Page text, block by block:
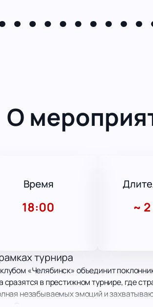
О
Время
18:00 ~
турнира
«Челябинск» объединит
в престижном турнире, где
незабываемых эмоций и